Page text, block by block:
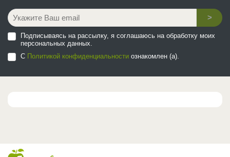
>
Подписываясь на рассылку, я соглашаюсь на обработку моих
персональных данных.
С Политикой конфиденциальности ознакомлен (а).